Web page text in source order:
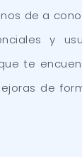
de a
y
te
de